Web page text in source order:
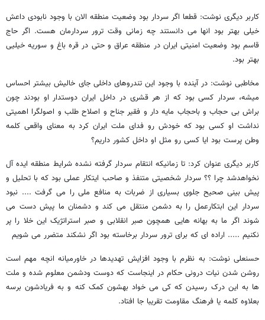
کاربر دیگری نوشت: قطعا اگر سردار بود وضعیت منطقه الان با وجود نابودی داعش
خیلی بهتر بود انها می دانستند چه زمانی وقت ترور سردارمان هست. اگر حاج
قاسم بود وضعیت امنیتی ایران در منطقه عراق و حتی در قره باغ و سوریه خیلیی
بهتر بود.
مخاطبی نوشت: در آینده با وجود این تندروهای داخلی جای خالیش بیشتر احساس
میشه، سردار کسی بود که از هر قشری در داخل ایران دوستدار او بودند چون
براش بی حجاب و باحجاب مایه دار و فقیر جناح و اصلاح طلب و اصولگرا اهمیتی
نداشت او کسی بود که خودش رو فدای ملت ایران کرد به معنای واقعی کلمه
وطن پرست بود ایا کسی رو مثل او داخل کشور داریم؟
کاربر دیگری عنوان کرد: تا زمانیکه انتقام سردار گرفته نشده شرایط منطقه ایده آل
نخواهدشد چرا ؟؟ سردار شخصیتی متنفذ و صاحب ایتکار عملی بود که با تحلیل و
پیش بینی صحیح جلوی بسیاری از ضربات به منافع ملی را می گرفت .... نبود
سردار این ابتکارعمل را به دشمن منتقل می کند و دشمنان ما پیش دست می
شوند اگر ما به بهانه هایی همچون صبر انقلابی و صبر استراتژیک این خلا را پر
نکنیم ..... اراده ای که برای ترور سردار برخاسته بود اگر نشکند متضرر می شویم
حسنعلی نوشت: به نظرم با وجود افزایش تهدیدها در خاورمیانه انچه مهم است
روشن شدن نیات درونی حکام در اینجاست که دوست ودشمن معلوم شده و ملت
ها به این درک رسیدن که کی می خواد بهشون کمک کنه و به فریادشون برسه
بعلاوه کلمه یا فرهنگ مقاومت تقریبا جا افتاد.